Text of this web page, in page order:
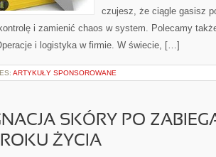
czujesz, że ciągle gasisz
i zamienić chaos w system. Polecamy
i logistyka w firmie. W świecie, […]
ARTYKUŁY SPONSOROWANE
SKÓRY PO
ŻYCIA